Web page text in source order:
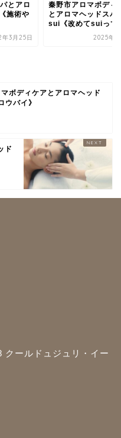
とアロ
施術や
3月25日
秦野市アロマボディ
とアロマヘッドスパ
sui《改めてsuiって
2025年3
ボディケアとアロマヘッド
ウバイ》
ド
クールドュジュリ・イー